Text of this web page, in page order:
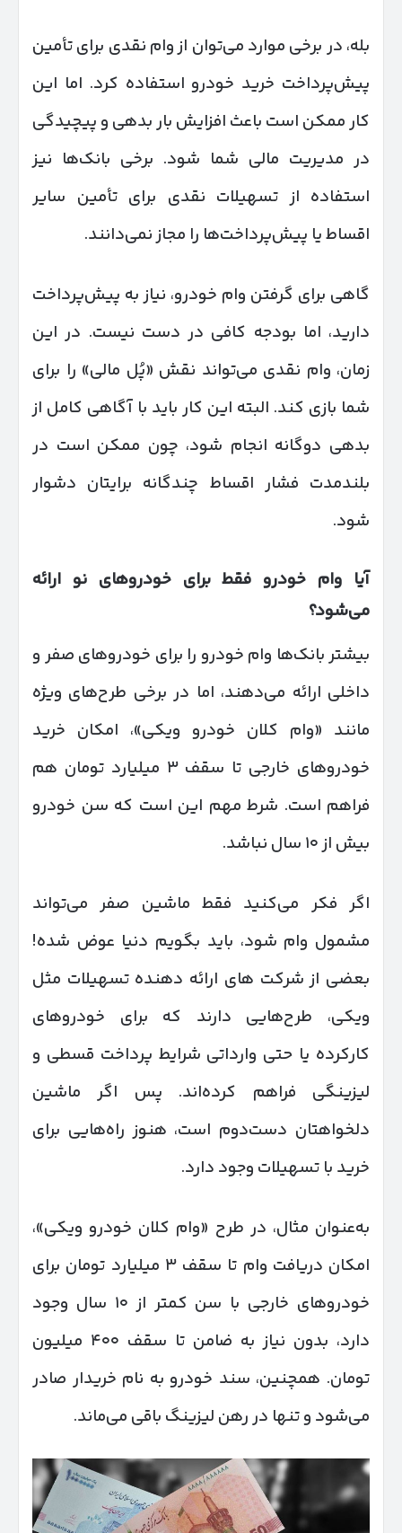
بله، در برخی موارد می‌توان از وام نقدی برای تأمین
پیش‌پرداخت خرید خودرو استفاده کرد. اما این
کار ممکن است باعث افزایش بار بدهی و پیچیدگی
در مدیریت مالی شما شود. برخی بانک‌ها نیز
استفاده از تسهیلات نقدی برای تأمین سایر
اقساط یا پیش‌پرداخت‌ها را مجاز نمی‌دانند.
گاهی برای گرفتن وام خودرو، نیاز به پیش‌پرداخت
دارید، اما بودجه کافی در دست نیست. در این
زمان، وام نقدی می‌تواند نقش «پُل مالی» را برای
شما بازی کند. البته این کار باید با آگاهی کامل از
بدهی دوگانه انجام شود، چون ممکن است در
بلندمدت فشار اقساط چندگانه برایتان دشوار
شود.
آیا وام خودرو فقط برای خودروهای نو ارائه
می‌شود؟
بیشتر بانک‌ها وام خودرو را برای خودروهای صفر و
داخلی ارائه می‌دهند، اما در برخی طرح‌های ویژه
مانند «وام کلان خودرو ویکی»، امکان خرید
خودروهای خارجی تا سقف ۳ میلیارد تومان هم
فراهم است. شرط مهم این است که سن خودرو
بیش از ۱۰ سال نباشد.
اگر فکر می‌کنید فقط ماشین صفر می‌تواند
مشمول وام شود، باید بگویم دنیا عوض شده!
بعضی از شرکت های ارائه دهنده تسهیلات مثل
ویکی، طرح‌هایی دارند که برای خودروهای
کارکرده یا حتی وارداتی شرایط پرداخت قسطی و
لیزینگی فراهم کرده‌اند. پس اگر ماشین
دلخواهتان دست‌دوم است، هنوز راه‌هایی برای
خرید با تسهیلات وجود دارد.
به‌عنوان مثال، در طرح «وام کلان خودرو ویکی»،
امکان دریافت وام تا سقف ۳ میلیارد تومان برای
خودروهای خارجی با سن کمتر از ۱۰ سال وجود
دارد، بدون نیاز به ضامن تا سقف ۴۰۰ میلیون
تومان. همچنین، سند خودرو به نام خریدار صادر
می‌شود و تنها در رهن لیزینگ باقی می‌ماند.